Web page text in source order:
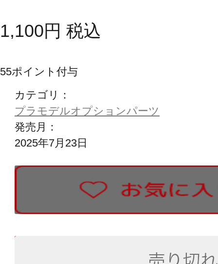
1,100円 税込
55ポイント付与
カテゴリ：
プラモデルオプションパーツ
発売月：
2025年7月23日